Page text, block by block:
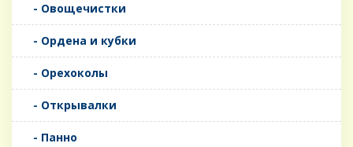
- Овощечистки
- Ордена и кубки
- Орехоколы
- Открывалки
- Панно